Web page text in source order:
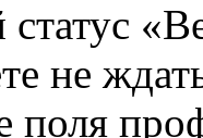
статус
не
поля